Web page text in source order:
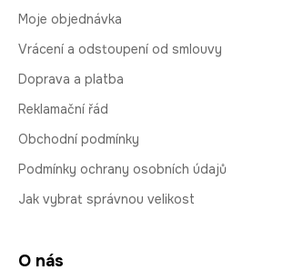
Moje objednávka
Vrácení a odstoupení od smlouvy
Doprava a platba
Reklamační řád
Obchodní podmínky
Podmínky ochrany osobních údajů
Jak vybrat správnou velikost
O nás